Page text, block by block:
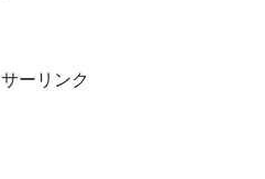
ーリンク